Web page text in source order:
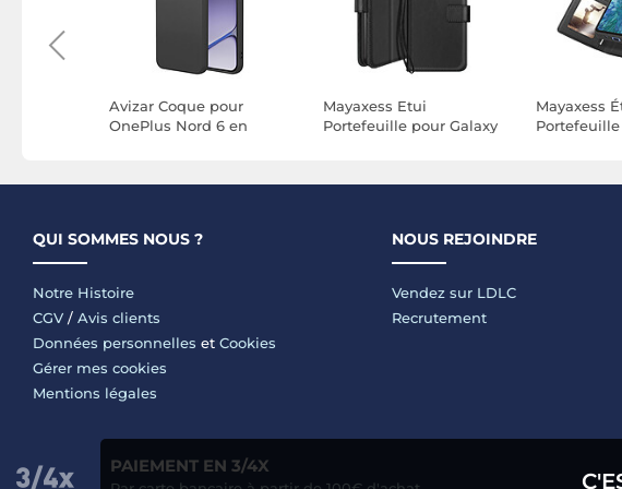
Avizar Coque pour
OnePlus Nord 6 en
Mayaxess Etui
Portefeuille pour Galaxy
Mayaxess
QUI SOMMES NOUS ?
Notre Histoire
CGV / Avis clients
Données personnelles et Cookies
Gérer mes cookies
Mentions légales
NOUS REJOINDRE
Vendez sur LDLC
Recrutement
PAIEMENT EN 3/4X